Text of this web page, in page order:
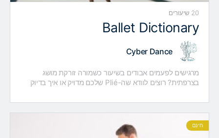
20 שיעורים
Ballet Dictionary
Cyber Dance
מרגישים לפעמים אבודים בשיעור כשמורה זורקת מושג
בצרפתית? רוצים לוודא שה-Plié שלכם מדויק או איך בדיוק
DICTIONARY נוצר…
חינם